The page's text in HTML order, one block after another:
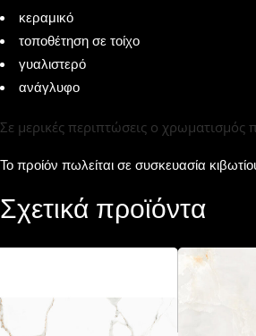
κεραμικό
τοποθέτηση σε τοίχο
γυαλιστερό
ανάγλυφο
Σε μερικές περιπτώσεις ο
Το προίόν πωλείται σε συσκευασία
Σχετικά προϊόντα